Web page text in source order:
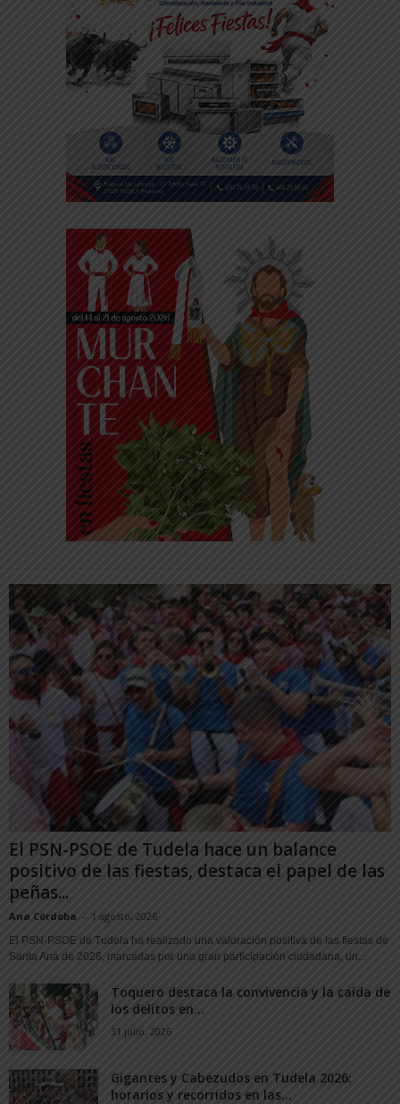
El PSN-PSOE de Tudela hace un balance
positivo de las fiestas, destaca el papel de las
peñas...
Ana Córdoba - 1 agosto, 2026
El PSN-PSOE de Tudela ha realizado una valoración positiva de las fiestas de
Santa Ana de 2026, marcadas por una gran participación ciudadana, un...
Toquero destaca la convivencia y la caída de
los delitos en...
31 julio, 2026
Gigantes y Cabezudos en Tudela 2026:
horarios y recorridos en las...